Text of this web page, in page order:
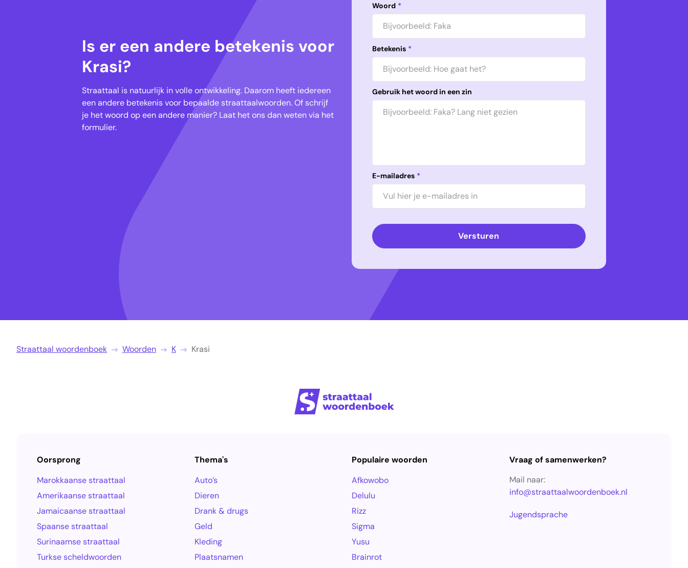
Is er een andere betekenis voor
Krasi?
Straattaal is natuurlijk in volle ontwikkeling. Daarom heeft iedereen
een andere betekenis voor bepaalde straattaalwoorden. Of schrijf
je het woord op een andere manier? Laat het ons dan weten via het
formulier.
Woord *
Betekenis *
Gebruik het woord in een zin
E-mailadres *
Versturen
Straattaal woordenboek Woorden K Krasi
Oorsprong
Marokkaanse straattaal
Amerikaanse straattaal
Jamaicaanse straattaal
Spaanse straattaal
Surinaamse straattaal
Turkse scheldwoorden
Thema's
Auto’s
Dieren
Drank & drugs
Geld
Kleding
Plaatsnamen
Populaire woorden
Afkowobo
Delulu
Rizz
Sigma
Yusu
Brainrot
Vraag of samenwerken?
Mail naar:
info@straattaalwoordenboek.nl
Jugendsprache